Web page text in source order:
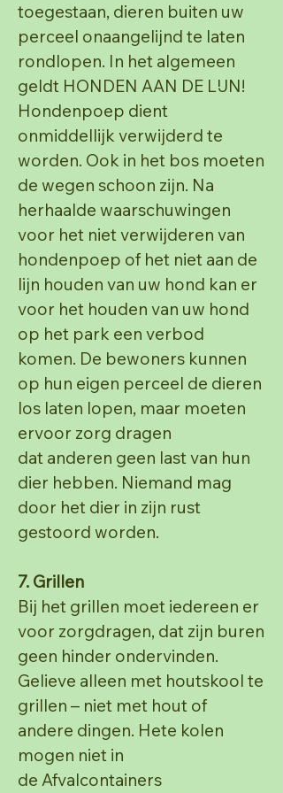
toegestaan, dieren buiten uw
perceel onaangelijnd te laten
rondlopen. In het algemeen
geldt HONDEN AAN DE LIJN!
Hondenpoep dient
onmiddellijk verwijderd te
worden. Ook in het bos moeten
de wegen schoon zijn. Na
herhaalde waarschuwingen
voor het niet verwijderen van
hondenpoep of het niet aan de
lijn houden van uw hond kan er
voor het houden van uw hond
op het park een verbod
komen. De bewoners kunnen
op hun eigen perceel de dieren
los laten lopen, maar moeten
ervoor zorg dragen
dat anderen geen last van hun
dier hebben. Niemand mag
door het dier in zijn rust
gestoord worden.
7. Grillen
Bij het grillen moet iedereen er
voor zorgdragen, dat zijn buren
geen hinder ondervinden.
Gelieve alleen met houtskool te
grillen – niet met hout of
andere dingen. Hete kolen
mogen niet in
de Afvalcontainers